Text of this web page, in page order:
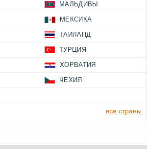
МАЛЬДИВЫ
МЕКСИКА
ТАИЛАНД
ТУРЦИЯ
ХОРВАТИЯ
ЧЕХИЯ
все страны